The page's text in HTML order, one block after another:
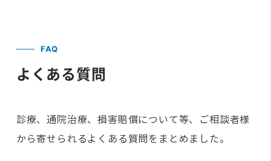
FAQ
よくある質問
診療、通院治療、損害賠償について等、ご相談者様
から寄せられるよくある質問をまとめました。